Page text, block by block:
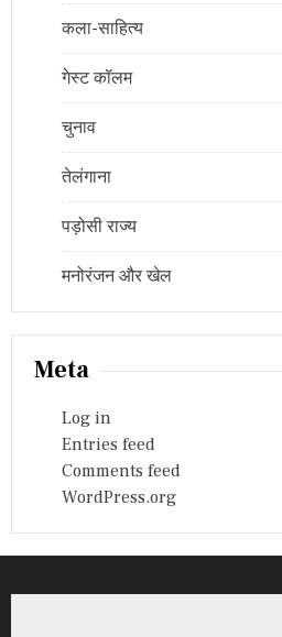
कला-साहित्य
गेस्ट कॉलम
चुनाव
तेलंगाना
पड़ोसी राज्य
मनोरंजन और खेल
Meta
Log in
Entries feed
Comments feed
WordPress.org